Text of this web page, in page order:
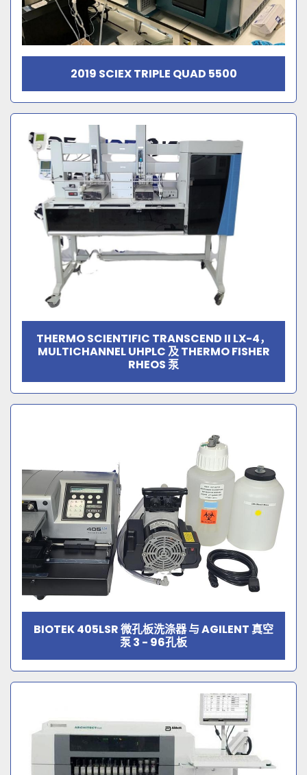
2019 SCIEX TRIPLE QUAD 5500
THERMO SCIENTIFIC TRANSCEND II LX-4，
MULTICHANNEL UHPLC 及 THERMO FISHER
RHEOS 泵
BIOTEK 405LSR 微孔板洗涤器 与 AGILENT 真空
泵 3 - 96孔板